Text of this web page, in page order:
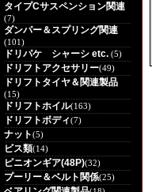
タイプCサスペンション関連
(7)
ダンパー＆スプリング関連
(101)
ドリパケ シャーシ etc. (5)
ドリフトアクセサリー(49)
ドリフトタイヤ＆関連製品
(15)
ドリフトホイル(163)
ドリフトボディ(7)
ナット(5)
ビス類(14)
ピニオンギア(48P)(32)
プーリー＆ベルト関係(25)